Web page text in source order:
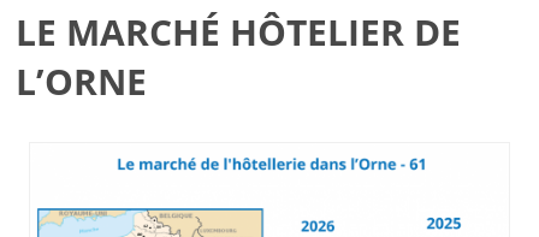
LE MARCHÉ HÔTELIER DE
L’ORNE